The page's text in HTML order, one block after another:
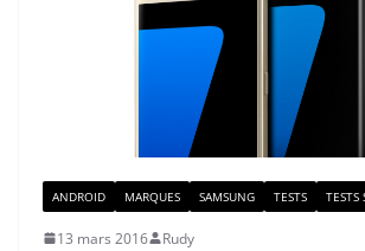
ANDROID MARQUES SAMSUNG TESTS TESTS
13 mars 2016 Rudy